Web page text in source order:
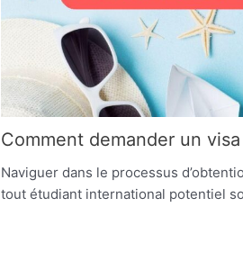
Comment demander un
Naviguer dans le processus
tout étudiant international potentiel